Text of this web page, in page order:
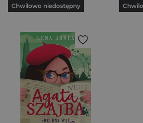
Chwilowo niedostępny